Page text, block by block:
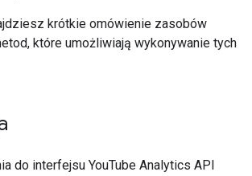
krótkie omówienie zasobów
które umożliwiają wykonywanie tych
do interfejsu YouTube Analytics API